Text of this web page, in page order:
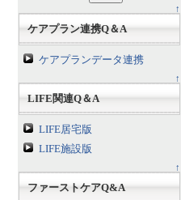
↑
ケアプラン連携Q＆A
ケアプランデータ連携
↑
LIFE関連Q＆A
LIFE居宅版
LIFE施設版
↑
ファーストケアQ&A